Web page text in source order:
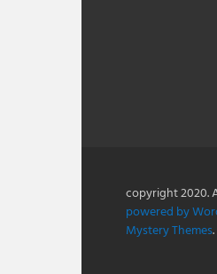
copyright 2020.
powered by
Mystery Themes.